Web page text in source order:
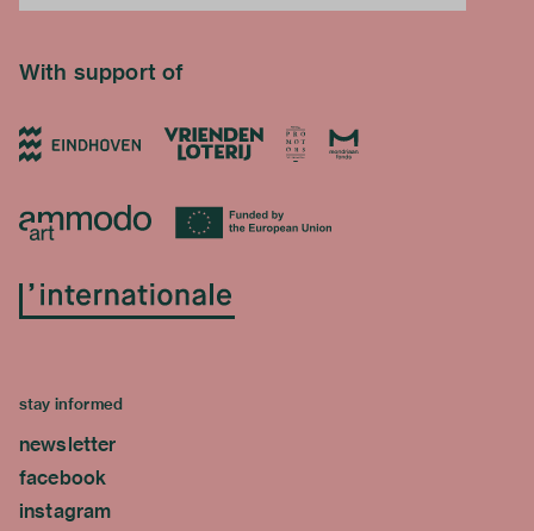
With support of
stay informed
newsletter
facebook
instagram